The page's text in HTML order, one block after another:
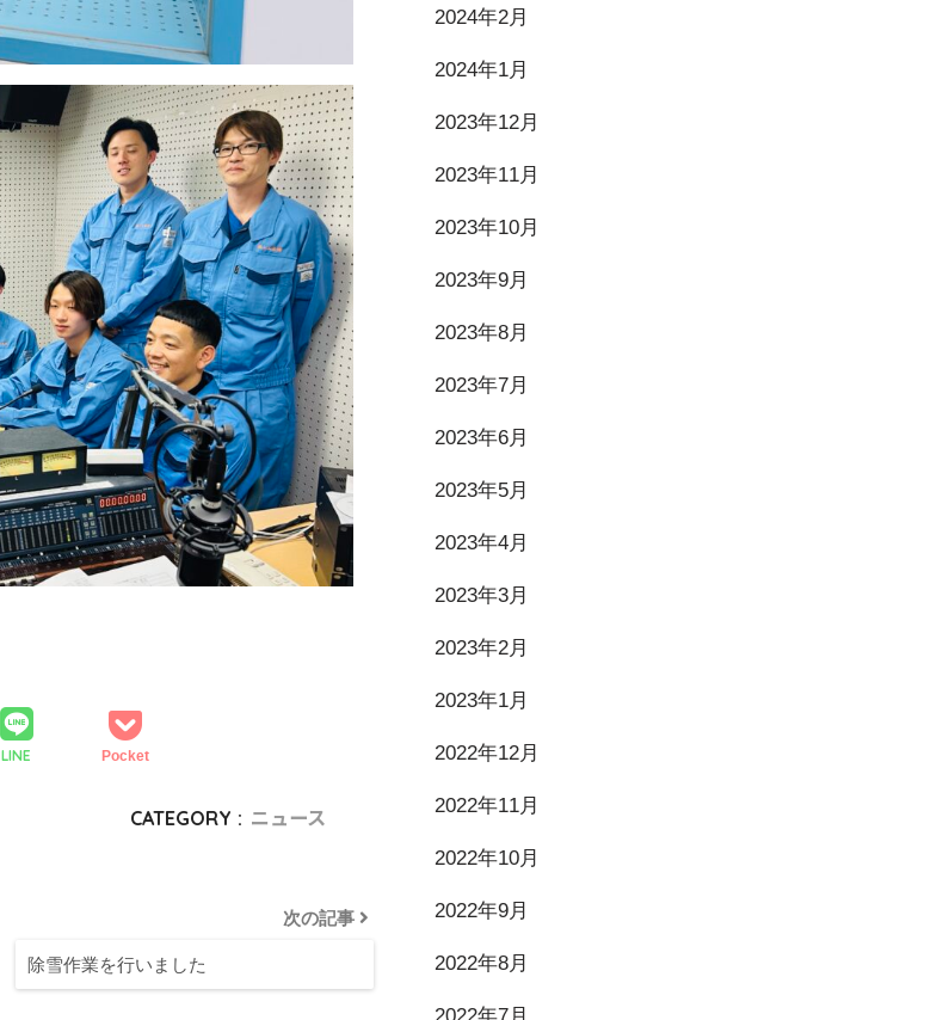
LINE Pocket
CATEGORY : ニュース
次の記事
除雪作業を行いました
2024年2月
2024年1月
2023年12月
2023年11月
2023年10月
2023年9月
2023年8月
2023年7月
2023年6月
2023年5月
2023年4月
2023年3月
2023年2月
2023年1月
2022年12月
2022年11月
2022年10月
2022年9月
2022年8月
2022年7月